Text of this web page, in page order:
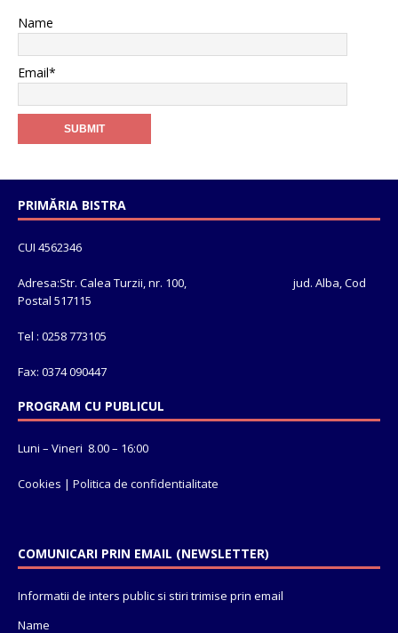
Name
Email*
PRIMĂRIA BISTRA
CUI 4562346
Adresa:Str. Calea Turzii, nr. 100, jud. Alba, Cod
Postal 517115
Tel : 0258 773105
Fax: 0374 090447
PROGRAM CU PUBLICUL
Luni – Vineri 8.00 – 16:00
Cookies | Politica de confidentialitate
COMUNICARI PRIN EMAIL (NEWSLETTER)
Informatii de inters public si stiri trimise prin email
Name